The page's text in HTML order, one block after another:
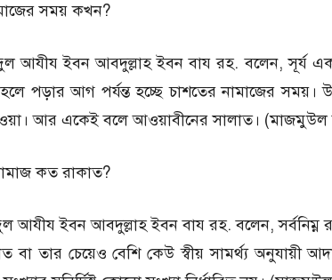
সময় কখন?
আযীয ইবন আবদুল্লাহ ইবন বায রহ. বলেন, সূর্য
পড়ার আগ পর্যন্ত হচ্ছে চাশতের নামাজের সময়।
আর একেই বলে আওয়াবীনের সালাত। (মাজমুউল
কত রাকাত?
আযীয ইবন আবদুল্লাহ ইবন বায রহ. বলেন, সর্বনিম্ন
বা তার চেয়েও বেশি কেউ স্বীয় সামর্থ্য অনুযায়ী